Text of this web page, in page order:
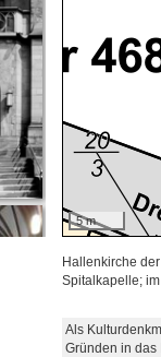
5 m
Hallenkirche
Spitalkapelle;
Als
Gründen in